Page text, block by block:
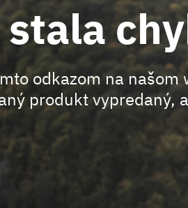
odkazom na našom
produkt vypredaný,